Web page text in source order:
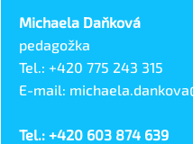
Michaela Daňková
pedagožka
Tel.: +420 775 243 315
E-mail:
Tel.: +420 603 874 639